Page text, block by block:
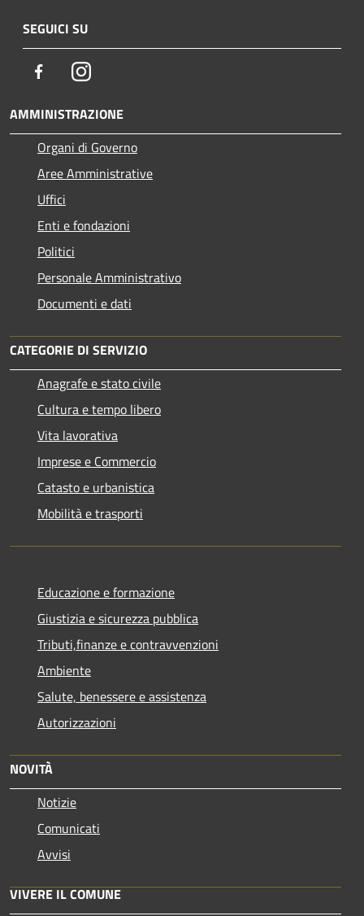
SEGUICI SU
FacebookInstagram
AMMINISTRAZIONE
Organi di Governo
Aree Amministrative
Uffici
Enti e fondazioni
Politici
Personale Amministrativo
Documenti e dati
CATEGORIE DI SERVIZIO
Anagrafe e stato civile
Cultura e tempo libero
Vita lavorativa
Imprese e Commercio
Catasto e urbanistica
Mobilità e trasporti
Educazione e formazione
Giustizia e sicurezza pubblica
Tributi,finanze e contravvenzioni
Ambiente
Salute, benessere e assistenza
Autorizzazioni
NOVITÀ
Notizie
Comunicati
Avvisi
VIVERE IL COMUNE